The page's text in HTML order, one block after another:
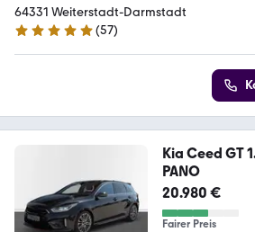
64331 Weiterstadt-Darmstadt
4.8 Sterne
(57)
Kia Ceed GT
PANO
20.980 €
Fairer Preis